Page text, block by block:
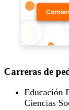
Carreras de
Educación
Ciencias